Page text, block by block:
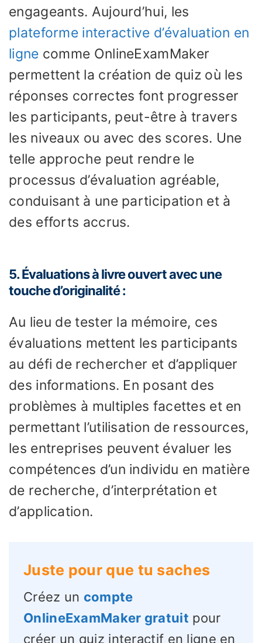
engageants. Aujourd’hui, les
plateforme interactive d’évaluation en
ligne comme OnlineExamMaker
permettent la création de quiz où les
réponses correctes font progresser
les participants, peut-être à travers
les niveaux ou avec des scores. Une
telle approche peut rendre le
processus d’évaluation agréable,
conduisant à une participation et à
des efforts accrus.
5. Évaluations à livre ouvert avec une
touche d’originalité :
Au lieu de tester la mémoire, ces
évaluations mettent les participants
au défi de rechercher et d’appliquer
des informations. En posant des
problèmes à multiples facettes et en
permettant l’utilisation de ressources,
les entreprises peuvent évaluer les
compétences d’un individu en matière
de recherche, d’interprétation et
d’application.
Juste pour que tu saches
Créez un compte
OnlineExamMaker gratuit pour
créer un quiz interactif en ligne en